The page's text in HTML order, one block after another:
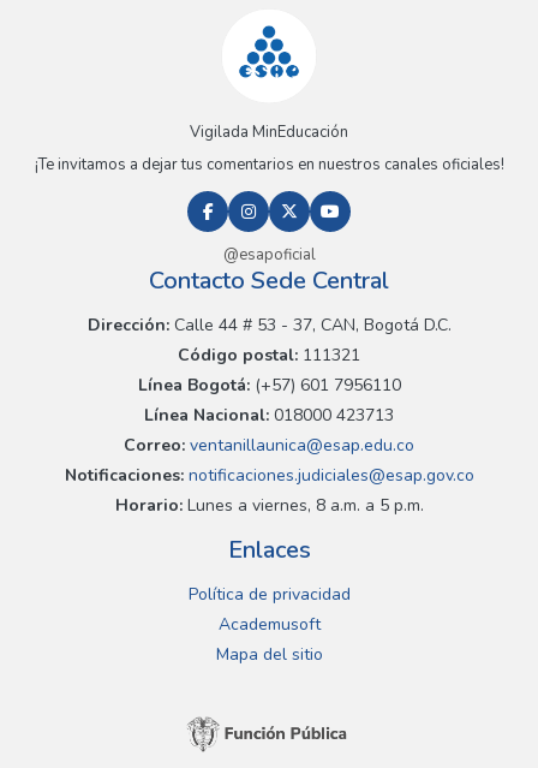
Vigilada MinEducación
¡Te invitamos a dejar tus comentarios en nuestros canales oficiales!
@esapoficial
Contacto Sede Central
Dirección:Calle 44 # 53 - 37, CAN, Bogotá D.C.
Código postal: 111321
Línea Bogotá:(+57) 601 7956110
Línea Nacional: 018000 423713
Correo: ventanillaunica@esap.edu.co
Notificaciones:notificaciones.judiciales@esap.gov.co
Horario:Lunes a viernes, 8 a.m. a 5 p.m.
Enlaces
Política de privacidad
Academusoft
Mapa del sitio